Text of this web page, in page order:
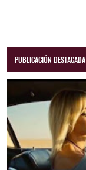
PUBLICACIÓN DESTACADA